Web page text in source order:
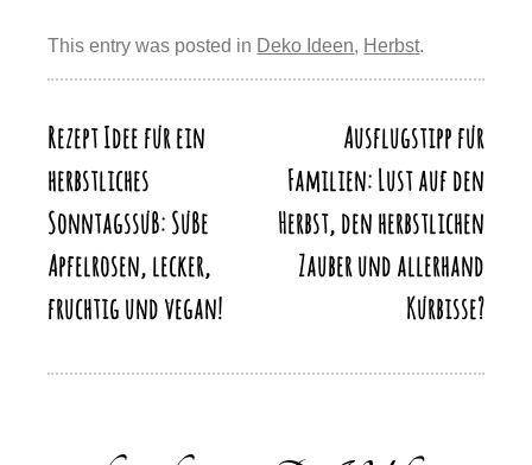
st
b
o
y
d
o
n
A
p
p
m
y
n
k
n
This entry was posted in Deko Ideen, Herbst.
Beitragsnavigation
Rezept Idee für ein
herbstliches
Sonntagssüß: Süße
Apfelrosen, lecker,
fruchtig und vegan!
Ausflugstipp für
Familien: Lust auf den
Herbst, den herbstlichen
Zauber und allerhand
Kürbisse?